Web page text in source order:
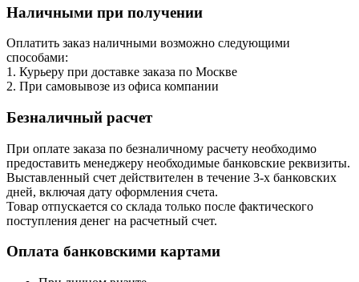
Наличными при получении
Оплатить заказ наличными возможно следующими
способами:
1. Курьеру при доставке заказа по Москве
2. При самовывозе из офиса компании
Безналичный расчет
При оплате заказа по безналичному расчету необходимо
предоставить менеджеру необходимые банковские реквизиты.
Выставленный счет действителен в течение 3-х банковских
дней, включая дату оформления cчета.
Товар отпускается со склада только после фактического
поступления денег на расчетный счет.
Оплата банковскими картами